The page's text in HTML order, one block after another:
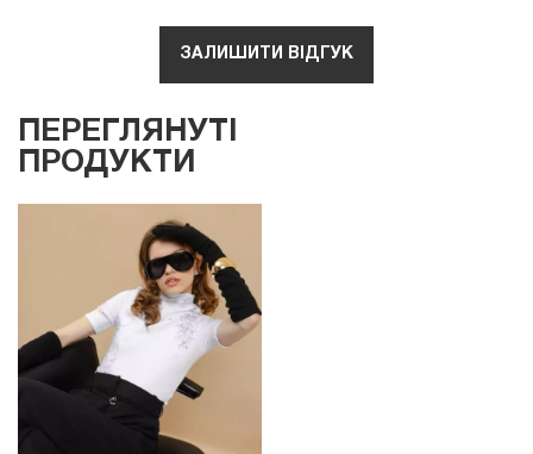
ЗАЛИШИТИ ВІДГУК
ПЕРЕГЛЯНУТІ
ПРОДУКТИ